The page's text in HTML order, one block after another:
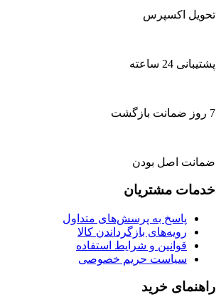
تحویل اکسپرس
پشتیبانی 24 ساعته
7 روز ضمانت بازگشت
ضمانت اصل بودن
خدمات مشتریان
پاسخ به پرسش‌های متداول
رویه‌های بازگرداندن کالا
قوانین و شرایط استفاده
سیاست حریم خصوصی
راهنمای خرید